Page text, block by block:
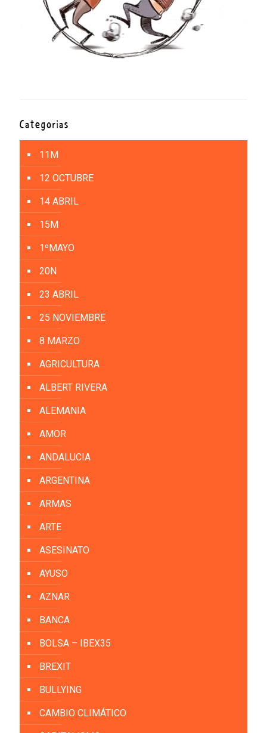
Categorías
11M
12 OCTUBRE
14 ABRIL
15M
1ºMAYO
20N
23 ABRIL
25 NOVIEMBRE
8 MARZO
AGRICULTURA
ALBERT RIVERA
ALEMANIA
AMOR
ANDALUCIA
ARGENTINA
ARMAS
ARTE
ASESINATO
AYUSO
AZNAR
BANCA
BOLSA – IBEX35
BREXIT
BULLYING
CAMBIO CLIMÁTICO